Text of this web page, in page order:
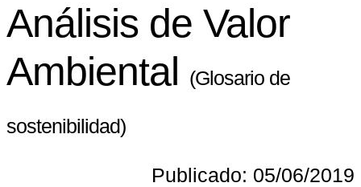
Análisis de Valor
Ambiental (Glosario de
sostenibilidad)
Publicado: 05/06/2019